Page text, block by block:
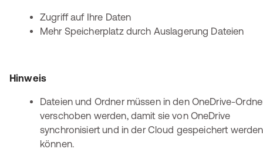
Zugriff auf Ihre Daten
Mehr Speicherplatz durch Auslagerung Dateien
Hinweis
Dateien und Ordner müssen in den OneDrive-
verschoben werden, damit sie von OneDrive
synchronisiert und in der Cloud gespeichert werden
können.